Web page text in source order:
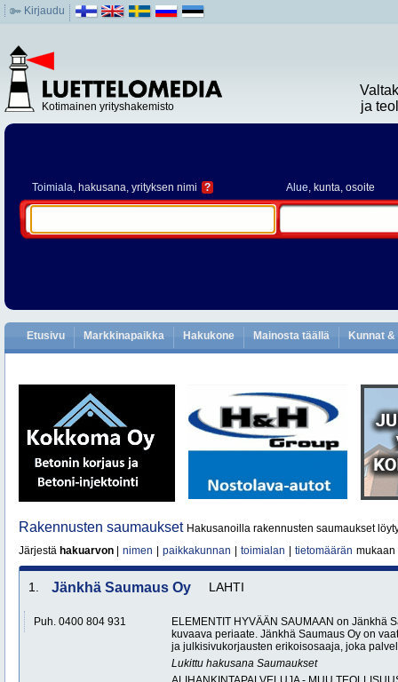
Kirjaudu
Kotimainen yrityshakemisto
ja
Toimiala, hakusana, yrityksen nimi ? Alue, kunta, osoite
Etusivu Markkinapaikka Hakukone Mainosta täällä Kunnat
Rakennusten saumaukset Hakusanoilla rakennusten saumaukset
Järjestä hakuarvon nimen paikkakunnan toimialan tietomäärän mukaan
1. Jänkhä Saumaus Oy LAHTI
Puh. 0400 804 931
ELEMENTIT HYVÄÄN SAUMAAN on Jänkhä
kuvaava periaate. Jänkhä Saumaus Oy on
ja julkisivukorjausten erikoisosaaja, joka
Lukittu hakusana Saumaukset